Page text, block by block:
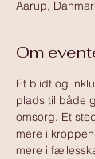
Aarup,
Om
Et blidt og
plads til både
omsorg. Et
mere i
mere i